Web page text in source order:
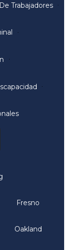
Trabajadores
Fresno
Oakland